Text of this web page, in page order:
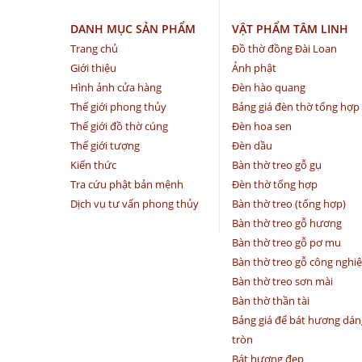
DANH MỤC SẢN PHẨM
Trang chủ
Giới thiệu
Hình ảnh cửa hàng
Thế giới phong thủy
Thế giới đồ thờ cúng
Thế giới tượng
Kiến thức
Tra cứu phật bản mệnh
Dịch vụ tư vấn phong thủy
VẬT PHẨM TÂM LINH
Đồ thờ đồng Đài Loan
Ảnh phật
Đèn hào quang
Bảng giá đèn thờ tổng hợp
Đèn hoa sen
Đèn dầu
Bàn thờ treo gỗ gụ
Đèn thờ tổng hợp
Bàn thờ treo (tổng hợp)
Bàn thờ treo gỗ hương
Bàn thờ treo gỗ pơ mu
Bàn thờ treo gỗ công
Bàn thờ treo sơn mài
Bàn thờ thần tài
Bảng giá đế bát hương
tròn
Bát hương đẹp